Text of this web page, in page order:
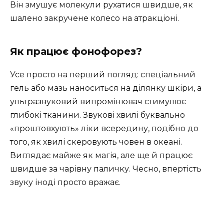
Він змушує молекули рухатися швидше, як
шалено закручене колесо на атракціоні.
Як працює фонофорез?
Усе просто на перший погляд: спеціальний
гель або мазь наноситься на ділянку шкіри, а
ультразвуковий випромінювач стимулює
глибокі тканини. Звукові хвилі буквально
«проштовхують» ліки всередину, подібно до
того, як хвилі скеровують човен в океані.
Виглядає майже як магія, але ще й працює
швидше за чарівну паличку. Чесно, впертість
звуку іноді просто вражає.